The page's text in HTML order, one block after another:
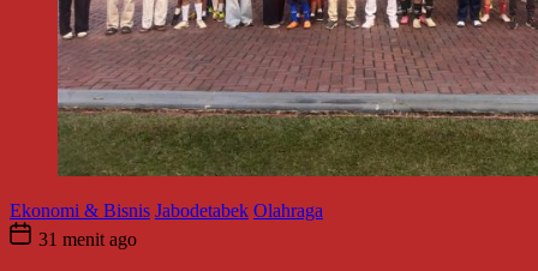
Ekonomi & Bisnis Jabodetabek Olahraga
31 menit ago